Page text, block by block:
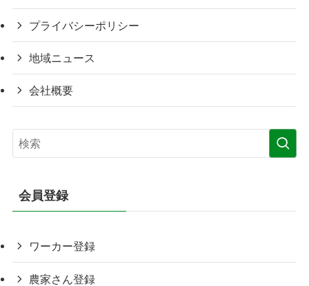
プライバシーポリシー
地域ニュース
会社概要
会員登録
ワーカー登録
農家さん登録